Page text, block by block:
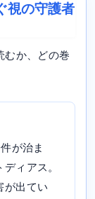
視の守護者
むか、どの巻
が治ま
ィアス。
が出てい